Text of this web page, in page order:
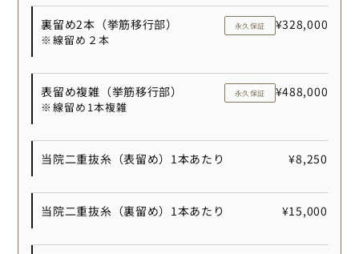
裏留め2本（挙筋移行部）
※線留め２本
永久保証 ¥328,000
表留め複雑（挙筋移行部）
※線留め1本複雑
永久保証 ¥488,000
当院二重抜糸（表留め）1本あたり ¥8,250
当院二重抜糸（裏留め）1本あたり ¥15,000